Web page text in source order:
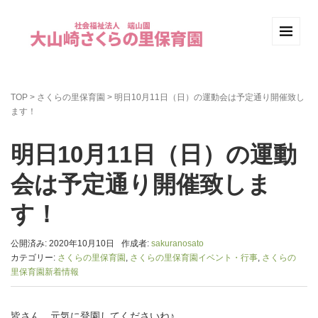
TOP > さくらの里保育園 > 明日10月11日（日）の運動会は予定通り開催致し
ます！
明日10月11日（日）の運動
会は予定通り開催致しま
す！
公開済み: 2020年10月10日 作成者: sakuranosato
カテゴリー: さくらの里保育園 , さくらの里保育園イベント・行事, さくらの
里保育園新着情報